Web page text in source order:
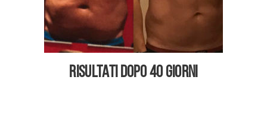
Risultati dopo 40 giorni